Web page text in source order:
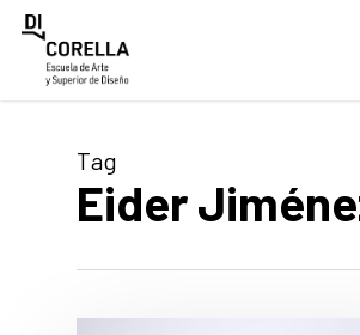
Skip
Tag
Eider